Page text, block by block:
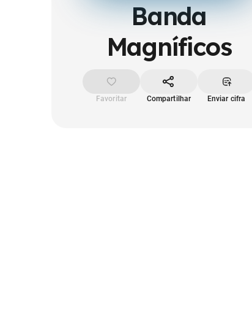
Banda
Magníficos
Favoritar Compartilhar Enviar cifra